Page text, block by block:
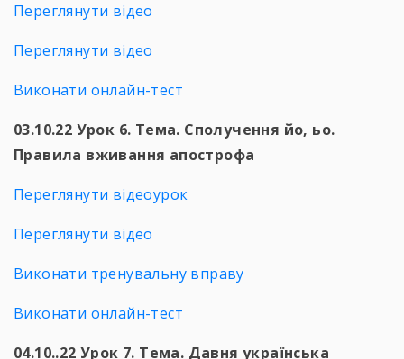
Переглянути відео
Переглянути відео
Виконати онлайн-тест
03.10.22 Урок 6. Тема. Сполучення йо, ьо.
Правила вживання апострофа
Переглянути відеоурок
Переглянути відео
Виконати тренувальну вправу
Виконати онлайн-тест
04.10..22 Урок 7. Тема. Давня українська